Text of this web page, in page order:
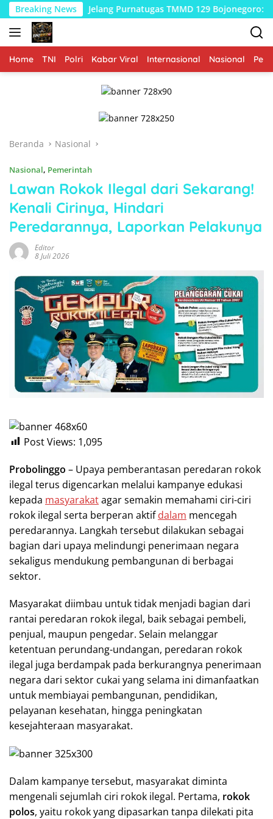
Langsung
ke
konten
Breaking News
Jelang Purnatugas TMMD 129 Bojonegoro: Satgas
Home TNI Polri Kabar Viral Internasional Nasional
Beranda Nasional
Nasional, Pemerintah
Lawan Rokok Ilegal dari Sekarang!
Kenali Cirinya, Hindari
Peredarannya, Laporkan Pelakunya
Editor
8 Juli 2026
Post Views: 1,095
Probolinggo – Upaya pemberantasan peredaran rokok
ilegal terus digencarkan melalui kampanye edukasi
kepada masyarakatagar semakin memahami ciri-ciri
rokok ilegal serta berperan aktifdalam mencegah
peredarannya. Langkah tersebut dilakukan sebagai
bagian dari upaya melindungi penerimaan negara
sekaligus mendukung pembangunan di berbagai
sektor.
Masyarakat diimbau untuk tidak menjadi bagian dari
rantai peredaran rokok ilegal, baik sebagai pembeli,
penjual, maupun pengedar. Selain melanggar
ketentuan perundang-undangan, peredaran rokok
ilegal juga berdampak pada berkurangnya penerimaan
negara dari sektor cukai yang selama ini dimanfaatkan
untuk membiayai pembangunan, pendidikan,
pelayanan kesehatan, hingga peningkatan
kesejahteraan masyarakat.
Dalam kampanye tersebut, masyarakat diminta
mengenali sejumlah ciri rokok ilegal. Pertama, rokok
polos, yaitu rokok yang dipasarkan tanpa dilekati pita